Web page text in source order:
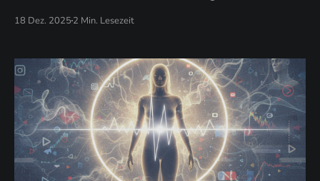
18 Dez. 2025 2 Min. Lesezeit